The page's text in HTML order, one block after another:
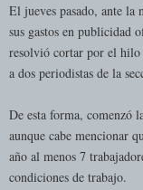
El jueves pasado, ante
sus gastos en publicidad
resolvió cortar por el hilo
a dos periodistas de la
De esta forma, comenzó
aunque cabe mencionar
año al menos 7
condiciones de trabajo.